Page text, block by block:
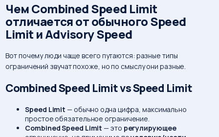
Чем Combined Speed Limit
отличается от обычного Speed
Limit и Advisory Speed
Вот почему люди чаще всего путаются: разные типы
ограничений звучат похоже, но по смыслу они разные.
Combined Speed Limit vs Speed Limit
Speed Limit — обычно одна цифра, максимально
простое обязательное ограничение.
Combined Speed Limit — это регулирующее